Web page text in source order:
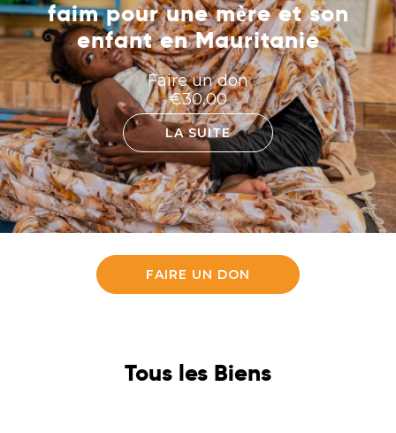
faim pour une mère et son
enfant en Mauritanie
Faire un don
€30,00
LA SUITE
FAIRE UN DON
Tous les Biens